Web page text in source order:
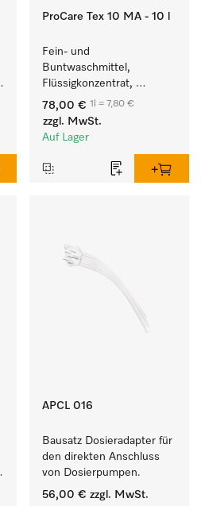
ProCare Tex 10 MA - 10 l
Fein- und
Buntwaschmittel,
Flüssigkonzentrat,
mildalkalisch, 10 l zur
Reinigung von
Buntwäsche und
78,00 € 1l = 7,80 €
zzgl. MwSt.
Auf Lager
APCL 016
Bausatz Dosieradapter für
den direkten Anschluss
von Dosierpumpen.
56,00 € zzgl. MwSt.